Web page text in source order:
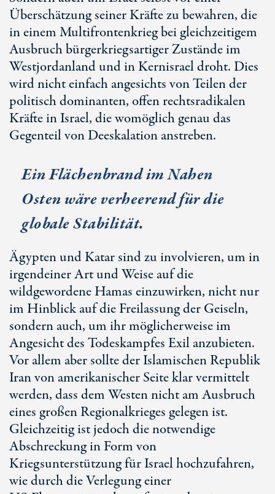
Überschätzung seiner Kräfte zu bewahren, die
in einem Multifrontenkrieg bei gleichzeitigem
Ausbruch bürgerkriegsartiger Zustände im
Westjordanland und in Kernisrael droht. Dies
wird nicht einfach angesichts von Teilen der
politisch dominanten, offen rechtsradikalen
Kräfte in Israel, die womöglich genau das
Gegenteil von Deeskalation anstreben.
Ein Flächenbrand im Nahen
Osten wäre verheerend für die
globale Stabilität.
Ägypten und Katar sind zu involvieren, um in
irgendeiner Art und Weise auf die
wildgewordene Hamas einzuwirken, nicht nur
im Hinblick auf die Freilassung der Geiseln,
sondern auch, um ihr möglicherweise im
Angesicht des Todeskampfes Exil anzubieten.
Vor allem aber sollte der Islamischen Republik
Iran von amerikanischer Seite klar vermittelt
werden, dass dem Westen nicht am Ausbruch
eines großen Regionalkrieges gelegen ist.
Gleichzeitig ist jedoch die notwendige
Abschreckung in Form von
Kriegsunterstützung für Israel hochzufahren,
wie durch die Verlegung einer